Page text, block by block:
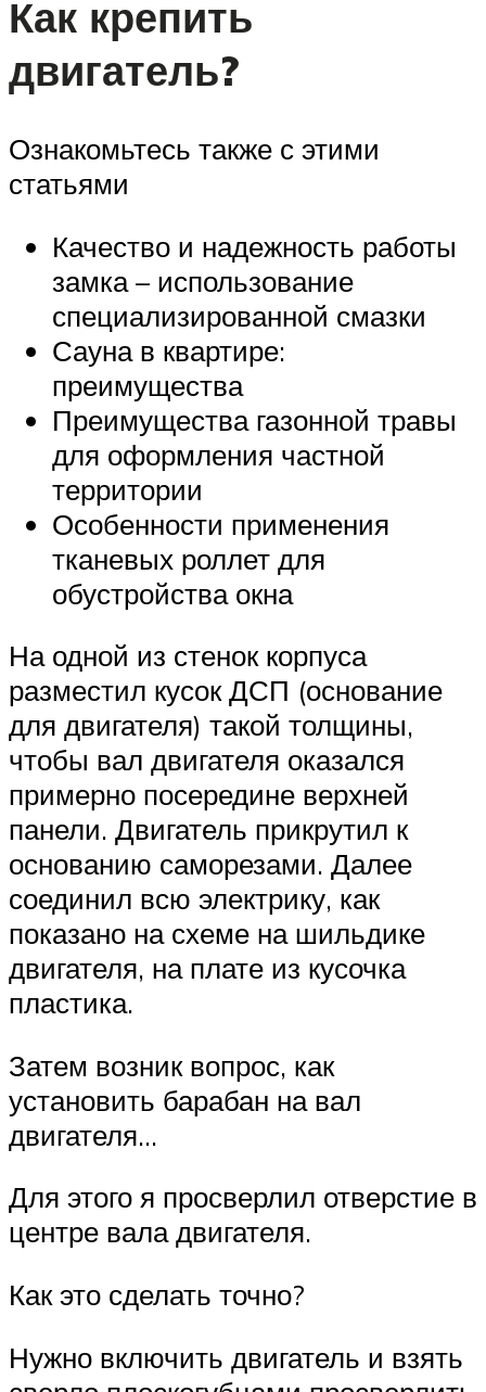
Как крепить
двигатель?
Ознакомьтесь также с этими
статьями
Качество и надежность работы
замка – использование
специализированной смазки
Сауна в квартире:
преимущества
Преимущества газонной травы
для оформления частной
территории
Особенности применения
тканевых роллет для
обустройства окна
На одной из стенок корпуса
разместил кусок ДСП (основание
для двигателя) такой толщины,
чтобы вал двигателя оказался
примерно посередине верхней
панели. Двигатель прикрутил к
основанию саморезами. Далее
соединил всю электрику, как
показано на схеме на шильдике
двигателя, на плате из кусочка
пластика.
Затем возник вопрос, как
установить барабан на вал
двигателя…
Для этого я просверлил отверстие в
центре вала двигателя.
Как это сделать точно?
Нужно включить двигатель и взять